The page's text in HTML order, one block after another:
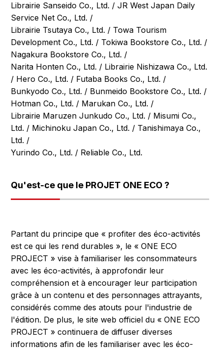
Librairie Sanseido Co., Ltd. / JR West Japan Daily
Service Net Co., Ltd. /
Librairie Tsutaya Co., Ltd. / Towa Tourism
Development Co., Ltd. / Tokiwa Bookstore Co., Ltd. /
Nagakura Bookstore Co., Ltd. /
Narita Honten Co., Ltd. / Librairie Nishizawa Co., Ltd.
/ Hero Co., Ltd. / Futaba Books Co., Ltd. /
Bunkyodo Co., Ltd. / Bunmeido Bookstore Co., Ltd. /
Hotman Co., Ltd. / Marukan Co., Ltd. /
Librairie Maruzen Junkudo Co., Ltd. / Misumi Co.,
Ltd. / Michinoku Japan Co., Ltd. / Tanishimaya Co.,
Ltd. /
Yurindo Co., Ltd. / Reliable Co., Ltd.
Qu'est-ce que le PROJET ONE ECO ?
Partant du principe que « profiter des éco-activités
est ce qui les rend durables », le « ONE ECO
PROJECT » vise à familiariser les consommateurs
avec les éco-activités, à approfondir leur
compréhension et à encourager leur participation
grâce à un contenu et des personnages attrayants,
considérés comme des atouts pour l'industrie de
l'édition. De plus, le site web officiel du « ONE ECO
PROJECT » continuera de diffuser diverses
informations afin de les familiariser avec les éco-